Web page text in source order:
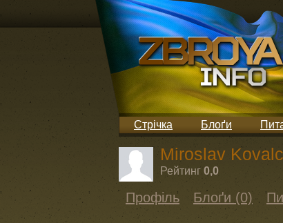
Стрічка Блоґи
Miroslav
Рейтинг 0,0
Профіль Блоґи (0)